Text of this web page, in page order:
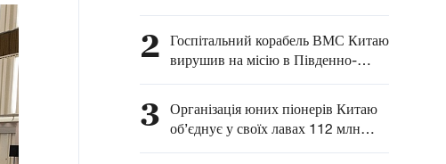
співробітництва між
Китаєм та Латинською
Америкою — глава МЗС
КНР
2 Госпітальний корабель ВМС Китаю
вирушив на місію в Південно-
Китайське море
3 Організація юних піонерів Китаю
об’єднує у своїх лавах 112 млн
китайських дітей